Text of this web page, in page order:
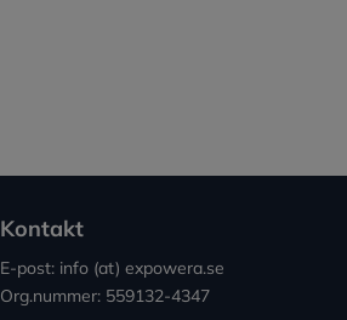
Kontakt
E-post: info (at) expowera.se
Org.nummer: 559132-4347